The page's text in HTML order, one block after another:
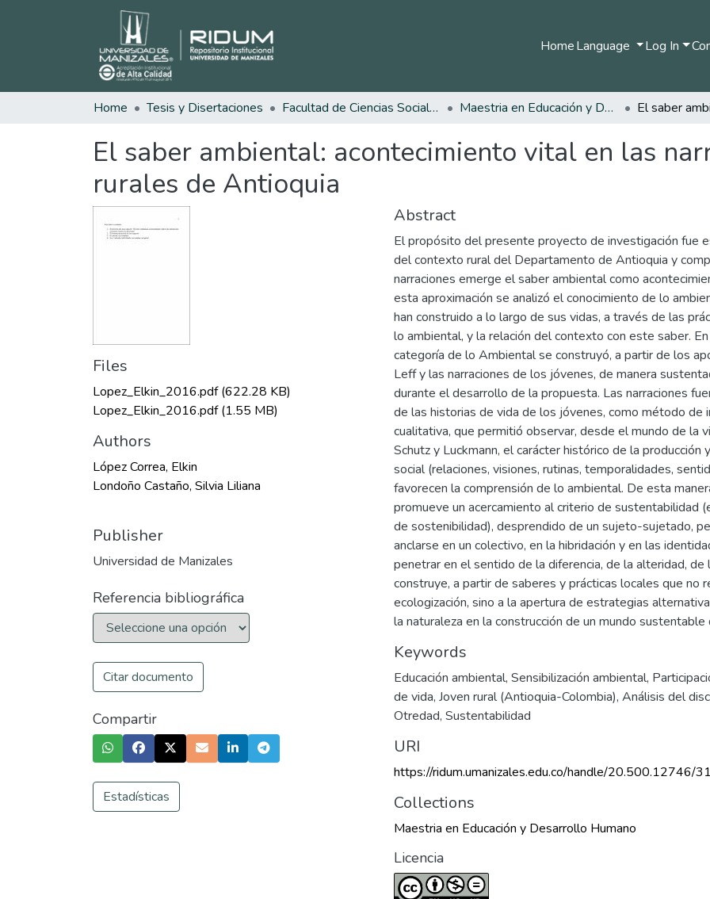
HomeLanguage Log In
Home Tesis y Disertaciones Facultad de Ciencias Sociales y Humanas Maestria en Educación y Desarrollo Humano
El saber ambiental: acontecimiento vital en las
rurales de Antioquia
Files
Lopez_Elkin_2016.pdf(622.28 KB)
Lopez_Elkin_2016.pdf(1.55 MB)
Authors
López Correa, Elkin
Londoño Castaño, Silvia Liliana
Publisher
Universidad de Manizales
Referencia bibliográfica
Citar documento
Compartir
Estadísticas
Abstract
El propósito del presente proyecto de investigación fue
del contexto rural del Departamento de Antioquia y
narraciones emerge el saber ambiental como
esta aproximación se analizó el conocimiento de lo
han construido a lo largo de sus vidas, a través de las
lo ambiental, y la relación del contexto con este saber.
categoría de lo Ambiental se construyó, a partir de los
Leff y las narraciones de los jóvenes, de manera
durante el desarrollo de la propuesta. Las narraciones
de las historias de vida de los jóvenes, como método de
cualitativa, que permitió observar, desde el mundo de la
Schutz y Luckmann, el carácter histórico de la producción
social (relaciones, visiones, rutinas, temporalidades,
favorecen la comprensión de lo ambiental. De esta
promueve un acercamiento al criterio de sustentabilidad
de sostenibilidad), desprendido de un sujeto-sujetado,
anclarse en un colectivo, en la hibridación y en las
penetrar en el sentido de la diferencia, de la alteridad, de
construye, a partir de saberes y prácticas locales que no
ecologización, sino a la apertura de estrategias
la naturaleza en la construcción de un mundo sustentable
Keywords
Educación ambiental, Sensibilización ambiental,
de vida, Joven rural (Antioquia-Colombia), Análisis del
Otredad, Sustentabilidad
URI
https://ridum.umanizales.edu.co/handle/20.500.12746/
Collections
Maestria en Educación y Desarrollo Humano
Licencia